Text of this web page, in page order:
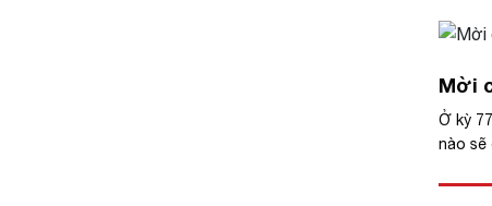
Mời
Ở kỳ
nào sẽ